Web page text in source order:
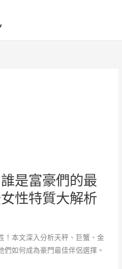
是富豪們的最
性特質大解析
！本文深入分析天秤、巨蟹、金
如何成為豪門最佳伴侶選擇。